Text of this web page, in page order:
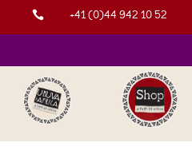
 +41 (0)44 942 10 52